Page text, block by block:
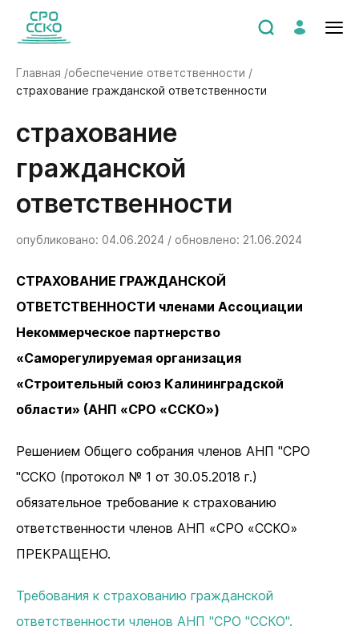
Главная /обеспечение ответственности /
страхование гражданской ответственности
страхование
гражданской
ответственности
опубликовано: 04.06.2024 / обновлено: 21.06.2024
СТРАХОВАНИЕ ГРАЖДАНСКОЙ
ОТВЕТСТВЕННОСТИ членами Ассоциации
Некоммерческое партнерство
«Саморегулируемая организация
«Строительный союз Калининградской
области» (АНП «СРО «ССКО»)
Решением Общего собрания членов АНП "СРО
"ССКО (протокол № 1 от 30.05.2018 г.)
обязательное требование к страхованию
ответственности членов АНП «СРО «ССКО»
ПРЕКРАЩЕНО.
Требования к страхованию гражданской
ответственности членов АНП "СРО "ССКО".